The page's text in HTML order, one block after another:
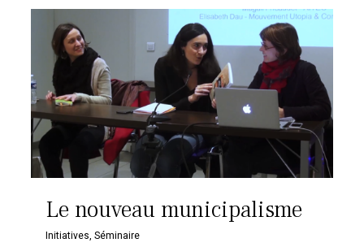
Le nouveau municipalisme
Initiatives,Séminaire